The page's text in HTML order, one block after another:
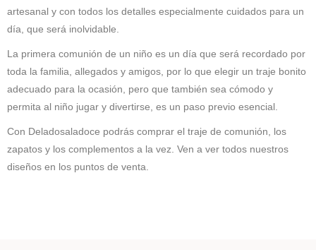
artesanal y con todos los detalles especialmente cuidados para un
día, que será inolvidable.
La primera comunión de un niño es un día que será recordado por
toda la familia, allegados y amigos, por lo que elegir un traje bonito
adecuado para la ocasión, pero que también sea cómodo y
permita al niño jugar y divertirse, es un paso previo esencial.
Con Deladosaladoce podrás comprar el traje de comunión, los
zapatos y los complementos a la vez. Ven a ver todos nuestros
diseños en los puntos de venta.